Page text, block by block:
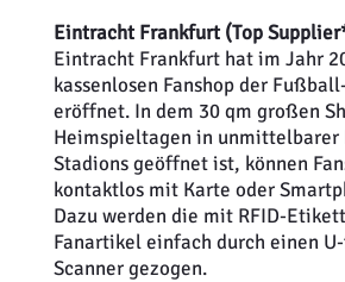
Eintracht Frankfurt (Top
Eintracht Frankfurt hat im Jahr
kassenlosen Fanshop der
eröffnet. In dem 30 qm großen
Heimspieltagen in unmittelbarer
Stadions geöffnet ist, können
kontaktlos mit Karte oder
Dazu werden die mit RFID-
Fanartikel einfach durch einen
Scanner gezogen.